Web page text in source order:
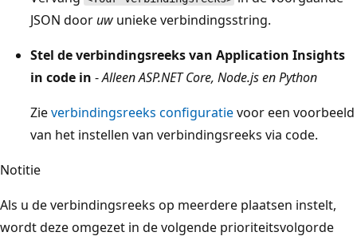
JSON door uw unieke verbindingsstring.
Stel de verbindingsreeks van Application Insights
in code in -Alleen ASP.NET Core, Node.js en Python
Zieverbindingsreeks configuratievoor een voorbeeld
van het instellen van verbindingsreeks via code.
Notitie
Als u de verbindingsreeks op meerdere plaatsen instelt,
wordt deze omgezet in de volgende prioriteitsvolgorde